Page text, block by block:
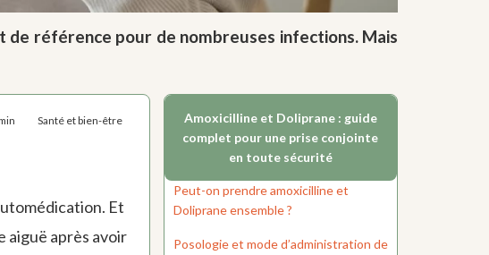
référence pour de nombreuses infections. Mais
Santé et bien-être
Et
aiguë après avoir
Amoxicilline et Doliprane : guide
complet pour une prise conjointe
en toute sécurité
Peut-on prendre amoxicilline et
Doliprane ensemble ?
Posologie et mode d’administration de